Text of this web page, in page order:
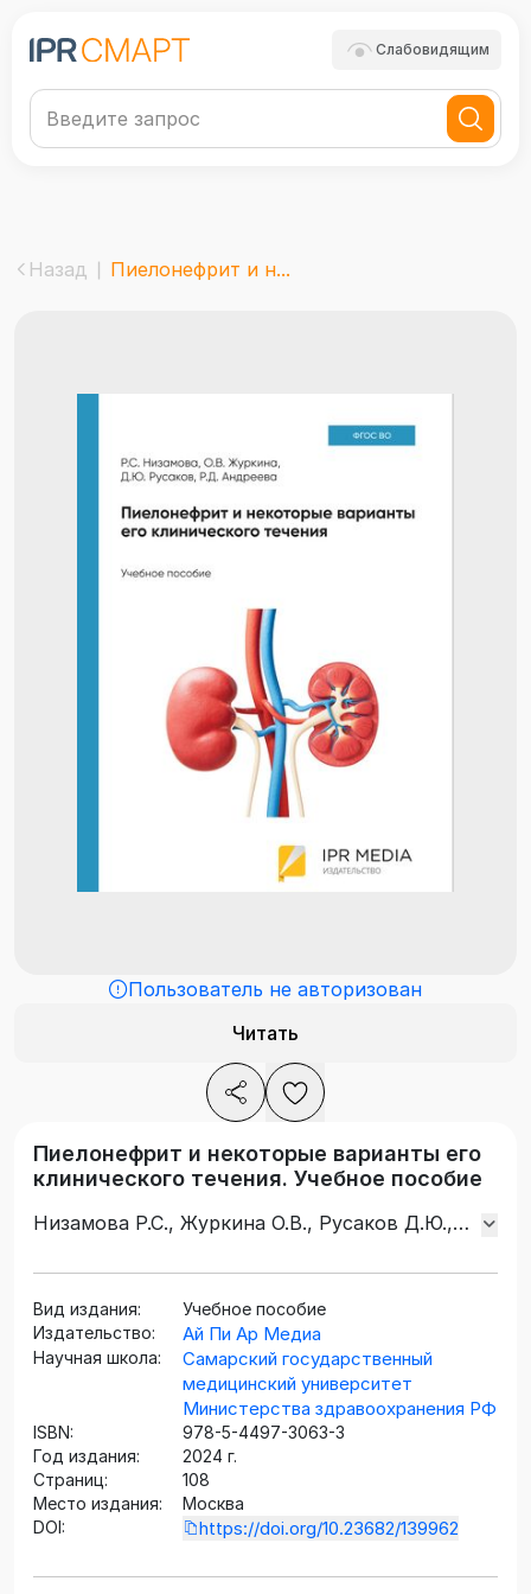
Слабовидящим
Назад Пиелонефрит и н...
Пользователь не авторизован
Читать
Пиелонефрит и некоторые варианты его
клинического течения. Учебное пособие
Низамова Р.С., Журкина О.В., Русаков Д.Ю.,
Вид издания:
Учебное пособие
Издательство:
Ай Пи Ар Медиа
Научная школа:
Самарский государственный
медицинский университет
Министерства здравоохранения РФ
ISBN:
978-5-4497-3063-3
Год издания:
2024 г.
Страниц:
108
Место издания:
Москва
DOI:
https://doi.org/10.23682/139962